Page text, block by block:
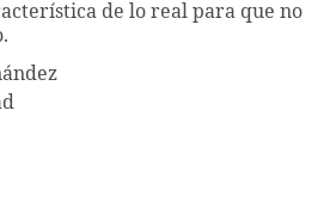
de lo real para que no